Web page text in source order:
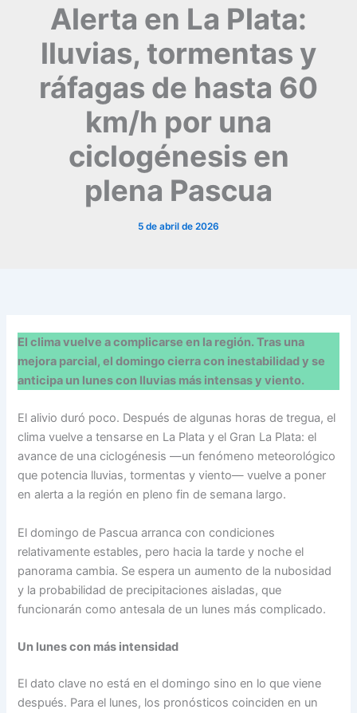
Alerta en La Plata:
lluvias, tormentas y
ráfagas de hasta 60
km/h por una
ciclogénesis en
plena Pascua
5 de abril de 2026
El clima vuelve a complicarse en la región. Tras una
mejora parcial, el domingo cierra con inestabilidad y se
anticipa un lunes con lluvias más intensas y viento.
El alivio duró poco. Después de algunas horas de tregua, el
clima vuelve a tensarse en La Plata y el Gran La Plata: el
avance de una ciclogénesis —un fenómeno meteorológico
que potencia lluvias, tormentas y viento— vuelve a poner
en alerta a la región en pleno fin de semana largo.
El domingo de Pascua arranca con condiciones
relativamente estables, pero hacia la tarde y noche el
panorama cambia. Se espera un aumento de la nubosidad
y la probabilidad de precipitaciones aisladas, que
funcionarán como antesala de un lunes más complicado.
Un lunes con más intensidad
El dato clave no está en el domingo sino en lo que viene
después. Para el lunes, los pronósticos coinciden en un